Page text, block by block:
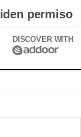
permiso
DISCOVER WITH